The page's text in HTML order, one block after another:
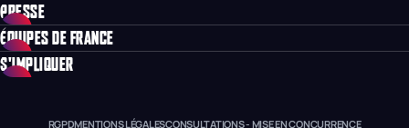
PRESSE
ÉQUIPES DE FRANCE
S'IMPLIQUER
RGPDMENTIONS LÉGALESCONSULTATIONS - MISE EN CONCURRENCE